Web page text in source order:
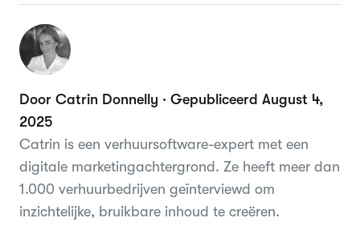
Door Catrin Donnelly · Gepubliceerd August 4,
2025
Catrin is een verhuursoftware-expert met een
digitale marketingachtergrond. Ze heeft meer dan
1.000 verhuurbedrijven geïnterviewd om
inzichtelijke, bruikbare inhoud te creëren.